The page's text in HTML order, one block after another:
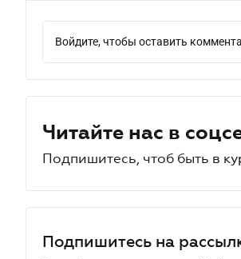
Войдите, чтобы оставить
Читайте нас в
Подпишитесь, чтоб быть в
Подпишитесь на